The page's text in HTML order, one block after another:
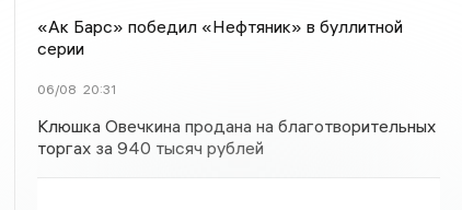
«Ак Барс» победил «Нефтяник» в буллитной
серии
06/08 20:31
Клюшка Овечкина продана на благотворительных
торгах за 940 тысяч рублей